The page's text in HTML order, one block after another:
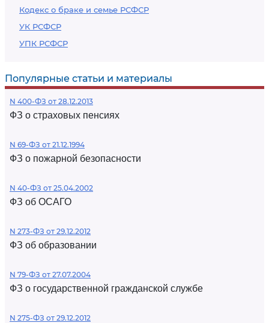
Кодекс о браке и семье РСФСР
УК РСФСР
УПК РСФСР
Популярные статьи и материалы
N 400-ФЗ от 28.12.2013
ФЗ о страховых пенсиях
N 69-ФЗ от 21.12.1994
ФЗ о пожарной безопасности
N 40-ФЗ от 25.04.2002
ФЗ об ОСАГО
N 273-ФЗ от 29.12.2012
ФЗ об образовании
N 79-ФЗ от 27.07.2004
ФЗ о государственной гражданской службе
N 275-ФЗ от 29.12.2012